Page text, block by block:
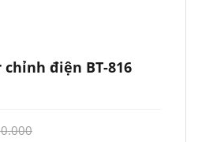
điện BT-816